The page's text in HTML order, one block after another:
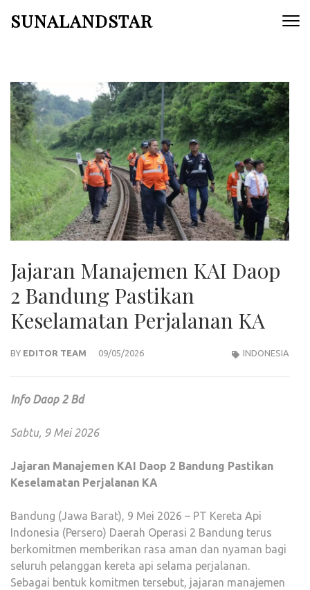
SUNALANDSTAR
Jajaran Manajemen KAI Daop
2 Bandung Pastikan
Keselamatan Perjalanan KA
BY EDITOR TEAM 09/05/2026 INDONESIA
Info Daop 2 Bd
Sabtu, 9 Mei 2026
Jajaran Manajemen KAI Daop 2 Bandung Pastikan
Keselamatan Perjalanan KA
Bandung (Jawa Barat), 9 Mei 2026 – PT Kereta Api
Indonesia (Persero) Daerah Operasi 2 Bandung terus
berkomitmen memberikan rasa aman dan nyaman bagi
seluruh pelanggan kereta api selama perjalanan.
Sebagai bentuk komitmen tersebut, jajaran manajemen